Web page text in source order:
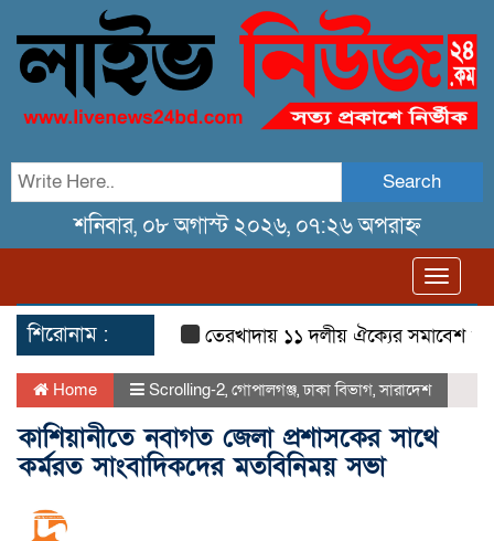
Search
শনিবার, ০৮ অগাস্ট ২০২৬, ০৭:২৬ অপরাহ্ন
শিরোনাম : তেরখাদায় ১১ দলীয় ঐক্যের সমাবেশ ও গণ
Home Scrolling-2, গোপালগঞ্জ,ঢাকা বিভাগ,সারাদেশ
কাশিয়ানীতে নবাগত জেলা প্রশাসকের সাথে
কর্মরত সাংবাদিকদের মতবিনিময় সভা